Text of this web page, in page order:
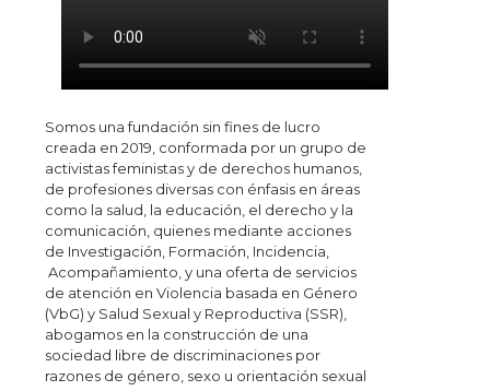
Somos una fundación sin fines de lucro
creada en 2019, conformada por un grupo de
activistas feministas y de derechos humanos,
de profesiones diversas con énfasis en áreas
como la salud, la educación, el derecho y la
comunicación, quienes mediante acciones
de Investigación, Formación, Incidencia,
Acompañamiento, y una oferta de servicios
de atención en Violencia basada en Género
(VbG) y Salud Sexual y Reproductiva (SSR),
abogamos en la construcción de una
sociedad libre de discriminaciones por
razones de género, sexo u orientación sexual